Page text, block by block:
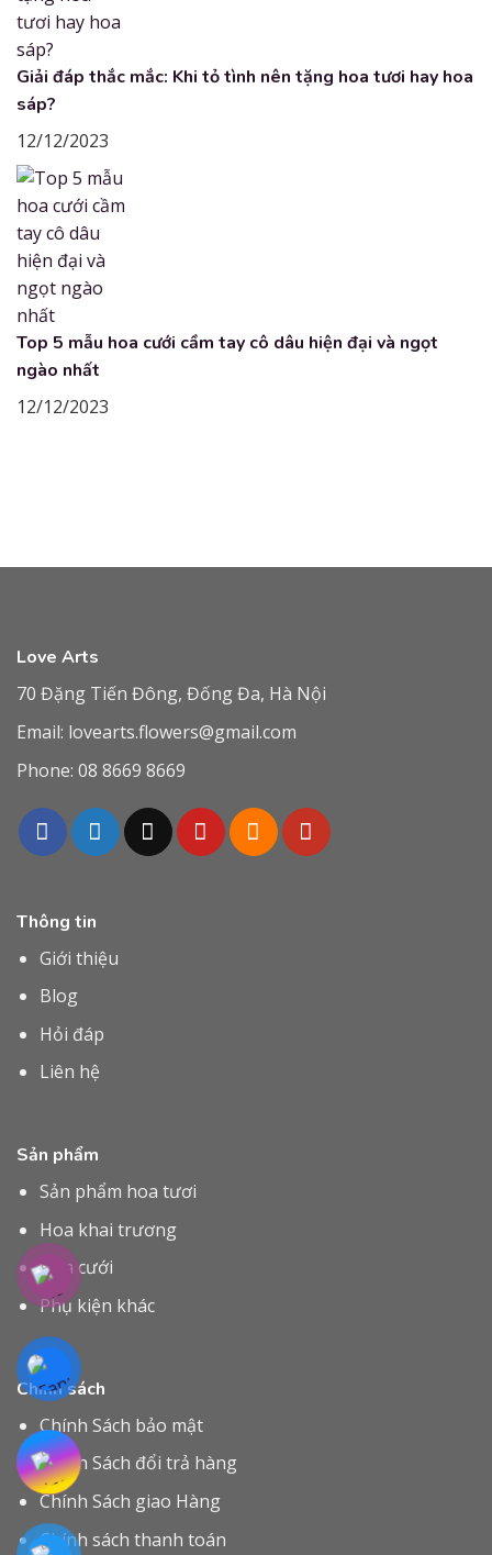
Giải đáp thắc mắc: Khi tỏ tình nên tặng hoa tươi hay hoa
sáp?
12/12/2023
Top 5 mẫu hoa cưới cầm tay cô dâu hiện đại và ngọt
ngào nhất
12/12/2023
Love Arts
70 Đặng Tiến Đông, Đống Đa, Hà Nội
Email: lovearts.flowers@gmail.com
Phone: 08 8669 8669
Thông tin
Giới thiệu
Blog
Hỏi đáp
Liên hệ
Sản phẩm
Sản phẩm hoa tươi
Hoa khai trương
Hoa cưới
Phụ kiện khác
Chính sách
Chính Sách bảo mật
Chính Sách đổi trả hàng
Chính Sách giao Hàng
Chính sách thanh toán